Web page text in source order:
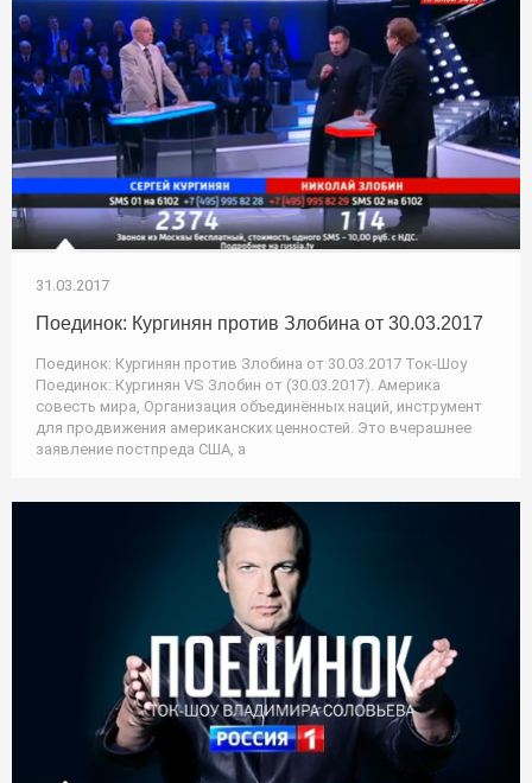
31.03.2017
Поединок: Кургинян против Злобина от 30.03.2017
Поединок: Кургинян против Злобина от 30.03.2017 Ток-Шоу
Поединок: Кургинян VS Злобин от (30.03.2017). Америка
совесть мира, Организация объединённых наций, инструмент
для продвижения американских ценностей. Это вчерашнее
заявление постпреда США, а